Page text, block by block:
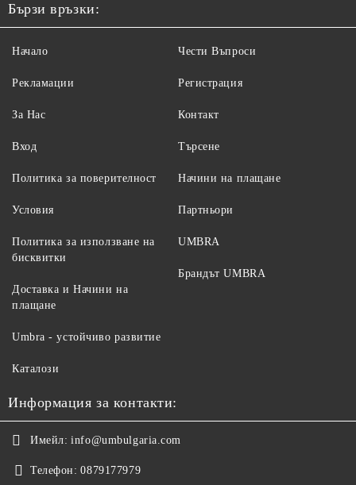
Бързи връзки:
Начало
Рекламации
За Нас
Вход
Чести Въпроси
Регистрация
Контакт
Търсене
Политика за поверителност
Условия
Политика за използване на
бисквитки
Доставка и Начини на
плащане
Начини на плащане
Партньори
UMBRA
Брандът UMBRA
Umbra - устойчиво развитие
Каталози
Информация за контакти:
Имейл: info@umbulgaria.com
Телефон: 0879177979